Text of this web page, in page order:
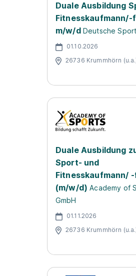
Duale Ausbildung
Fitnesskaufmann/-
m/w/d Deutsche
01.10.2026
26736 Krummhörn
Duale Ausbildung
Sport- und
Fitnesskaufmann/
(m/w/d) Academy of
GmbH
01.11.2026
26736 Krummhörn